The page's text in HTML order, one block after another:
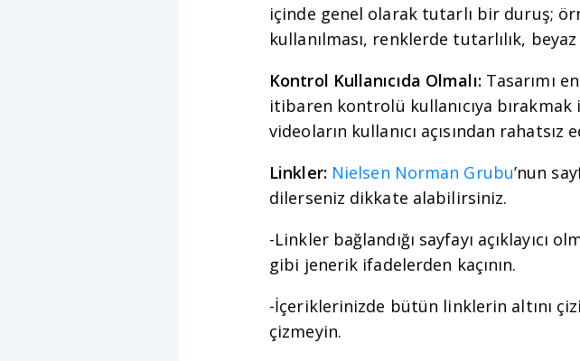
içinde genel olarak tutarlı bir duruş;
kullanılması, renklerde tutarlılık,
Kontrol Kullanıcıda Olmalı:Tasarımı
itibaren kontrolü kullanıcıya bırakmak
videoların kullanıcı açısından
Linkler: Nielsen Norman Grubu’nun
dilerseniz dikkate alabilirsiniz.
-Linkler bağlandığı sayfayı açıklayıcı
gibi jenerik ifadelerden kaçının.
-İçeriklerinizde bütün linklerin altını
çizmeyin.